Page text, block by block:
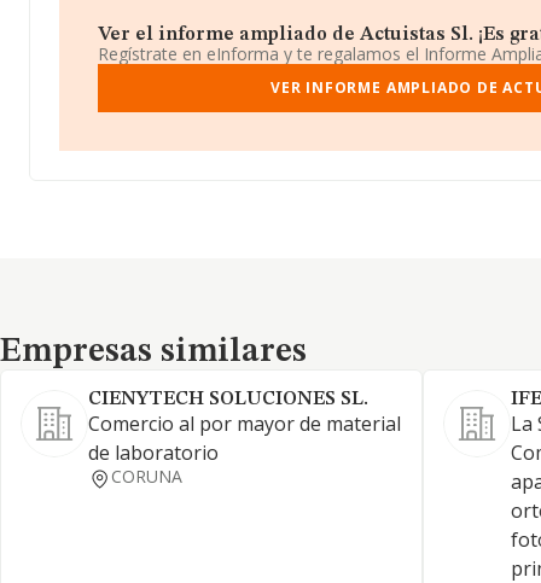
Ver el informe ampliado de Actuistas Sl. ¡Es
Regístrate en eInforma y te regalamos el Informe
VER INFORME AMPLIADO DE
Empresas similares
Empresas similares
CIENYTECH SOLUCIONES SL.
Comercio al por mayor de material
de laboratorio
CORUNA
La